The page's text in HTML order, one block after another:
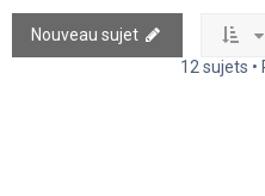
Nouveau sujet
12 sujets •